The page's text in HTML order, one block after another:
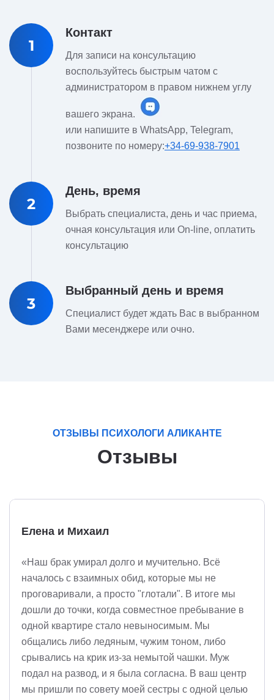
1
Контакт
Для записи на консультацию
воспользуйтесь быстрым чатом с
администратором в правом нижнем углу
вашего экрана.
или напишите в WhatsApp, Telegram,
позвоните по номеру:+34-69-938-7901
2
День, время
Выбрать специалиста, день и час приема,
очная консультация или On-line, оплатить
консультацию
3
Выбранный день и время
Специалист будет ждать Вас в выбранном
Вами месенджере или очно.
ОТЗЫВЫ ПСИХОЛОГИ АЛИКАНТЕ
Отзывы
Елена и Михаил
«Наш брак умирал долго и мучительно. Всё
началось с взаимных обид, которые мы не
проговаривали, а просто "глотали". В итоге мы
дошли до точки, когда совместное пребывание в
одной квартире стало невыносимым. Мы
общались либо ледяным, чужим тоном, либо
срывались на крик из-за немытой чашки. Муж
подал на развод, и я была согласна. В ваш центр
мы пришли по совету моей сестры с одной целью